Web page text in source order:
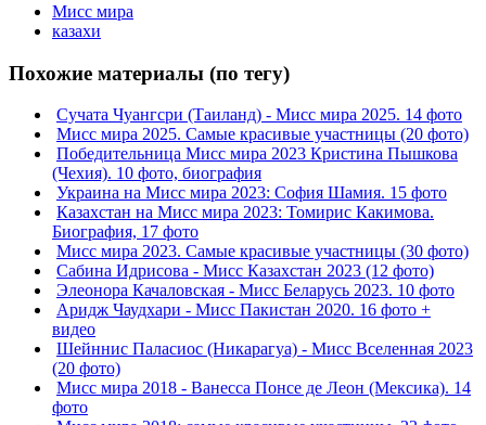
Мисс мира
казахи
Похожие материалы (по тегу)
Сучата Чуангсри (Таиланд) - Мисс мира 2025. 14 фото
Мисс мира 2025. Самые красивые участницы (20 фото)
Победительница Мисс мира 2023 Кристина Пышкова
(Чехия). 10 фото, биография
Украина на Мисс мира 2023: София Шамия. 15 фото
Казахстан на Мисс мира 2023: Томирис Какимова.
Биография, 17 фото
Мисс мира 2023. Самые красивые участницы (30 фото)
Сабина Идрисова - Мисс Казахстан 2023 (12 фото)
Элеонора Качаловская - Мисс Беларусь 2023. 10 фото
Аридж Чаудхари - Мисс Пакистан 2020. 16 фото +
видео
Шейннис Паласиос (Никарагуа) - Мисс Вселенная 2023
(20 фото)
Мисс мира 2018 - Ванесса Понсе де Леон (Мексика). 14
фото